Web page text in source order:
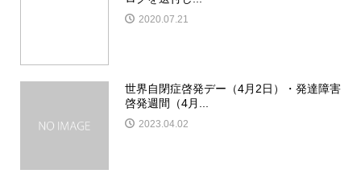
2020.07.21
世界自閉症啓発デー（4月2日）・発達障害
啓発週間（4月...
2023.04.02